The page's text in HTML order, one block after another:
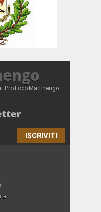
Pro Loco Martinengo
ISCRIVITI